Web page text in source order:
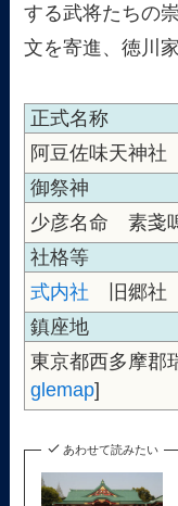
する武将たちの
文を寄進、徳川
正式名称
阿豆佐味天神社
御祭神
少彦名命 素戔
社格等
式内社 旧郷社
鎮座地
東京都西多摩
glemap]
あわせて読みたい